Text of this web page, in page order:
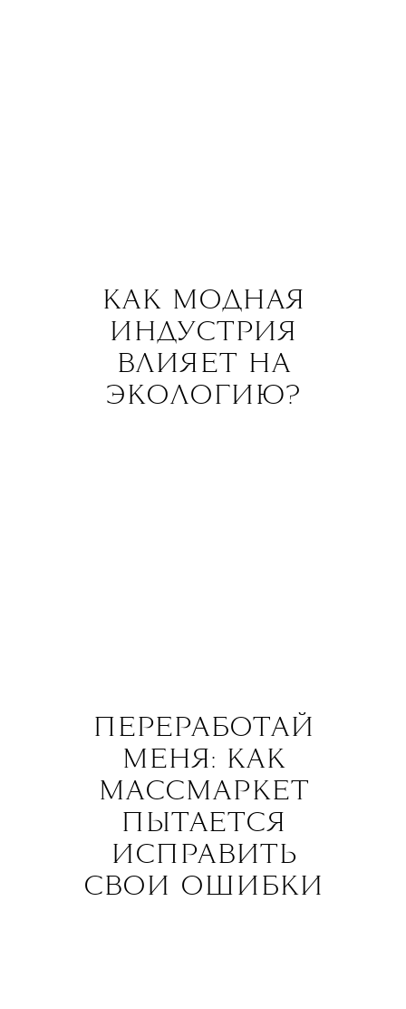
КАК МОДНАЯ
ИНДУСТРИЯ
ВЛИЯЕТ НА
ЭКОЛОГИЮ?
ПЕРЕРАБОТАЙ
МЕНЯ: КАК
МАССМАРКЕТ
ПЫТАЕТСЯ
ИСПРАВИТЬ
СВОИ ОШИБКИ